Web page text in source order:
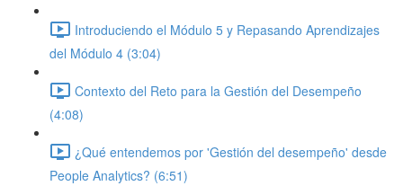
Introduciendo el Módulo 5 y Repasando Aprendizajes
del Módulo 4 (3:04)
Contexto del Reto para la Gestión del Desempeño
(4:08)
¿Qué entendemos por 'Gestión del desempeño' desde
People Analytics? (6:51)